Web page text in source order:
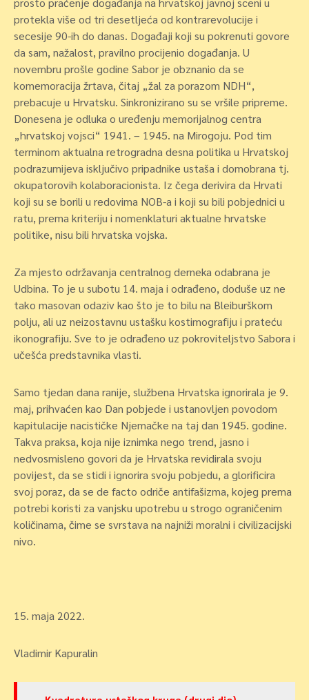
protekla više od tri desetljeća od kontrarevolucije i
secesije 90-ih do danas. Događaji koji su pokrenuti govore
da sam, nažalost, pravilno procijenio događanja. U
novembru prošle godine Sabor je obznanio da se
komemoracija žrtava, čitaj „žal za porazom NDH“,
prebacuje u Hrvatsku. Sinkronizirano su se vršile pripreme.
Donesena je odluka o uređenju memorijalnog centra
„hrvatskoj vojsci“ 1941. – 1945. na Mirogoju. Pod tim
terminom aktualna retrogradna desna politika u Hrvatskoj
podrazumijeva isključivo pripadnike ustaša i domobrana tj.
okupatorovih kolaboracionista. Iz čega derivira da Hrvati
koji su se borili u redovima NOB-a i koji su bili pobjednici u
ratu, prema kriteriju i nomenklaturi aktualne hrvatske
politike, nisu bili hrvatska vojska.
Za mjesto održavanja centralnog derneka odabrana je
Udbina. To je u subotu 14. maja i odrađeno, doduše uz ne
tako masovan odaziv kao što je to bilu na Bleiburškom
polju, ali uz neizostavnu ustašku kostimografiju i prateću
ikonografiju. Sve to je odrađeno uz pokroviteljstvo Sabora i
učešća predstavnika vlasti.
Samo tjedan dana ranije, službena Hrvatska ignorirala je 9.
maj, prihvaćen kao Dan pobjede i ustanovljen povodom
kapitulacije nacističke Njemačke na taj dan 1945. godine.
Takva praksa, koja nije iznimka nego trend, jasno i
nedvosmisleno govori da je Hrvatska revidirala svoju
povijest, da se stidi i ignorira svoju pobjedu, a glorificira
svoj poraz, da se de facto odriče antifašizma, kojeg prema
potrebi koristi za vanjsku upotrebu u strogo ograničenim
količinama, čime se svrstava na najniži moralni i civilizacijski
nivo.
15. maja 2022.
Vladimir Kapuralin